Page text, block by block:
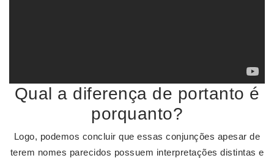
Qual a diferença de portanto é
porquanto?
Logo, podemos concluir que essas conjunções apesar de
terem nomes parecidos possuem interpretações distintas e